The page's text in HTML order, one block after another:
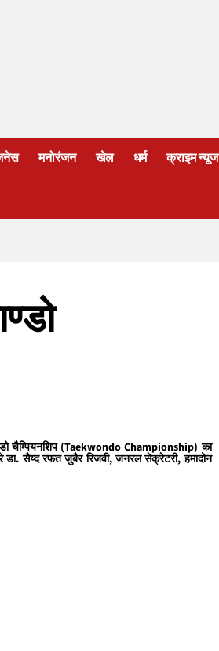
मनोरंजन खेल धर्म क्राइम न्यूज
चैम्पियनशिप (Taekwondo Championship) का
सैय्द रफत जुबैर रिजवी, जनरल सेक्रेटरी, हमादोन